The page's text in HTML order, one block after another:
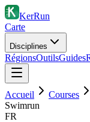
KerRun
Carte
Disciplines
RégionsOutilsGuides
Accueil Courses
Swimrun
FR